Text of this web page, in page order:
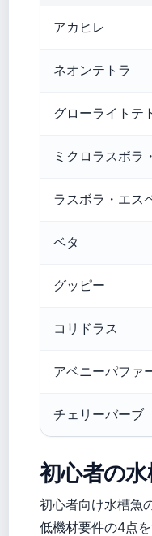
アカヒレ
ネオンテトラ
グローライトテ
ミクロラスボラ
ラスボラ・エス
ベタ
グッピー
コリドラス
アベニーパファ
チェリーバーブ
初心者の
初心者向け水槽魚
低機材要件の4点